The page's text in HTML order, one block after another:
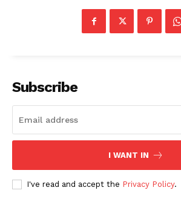
News Week
Magazine PRO
Subscribe
I WANT IN
I've read and accept the Privacy Policy.